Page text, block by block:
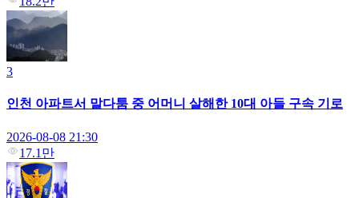
3
인천 아파트서 말다툼 중 어머니 살해한 10대 아들 구속 기로
2026-08-08 21:30
17.1만